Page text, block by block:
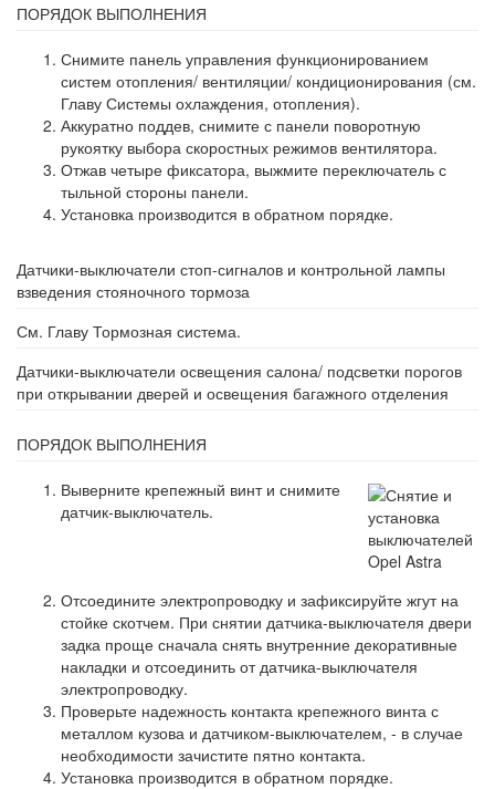
ПОРЯДОК ВЫПОЛНЕНИЯ
Снимите панель управления функционированием
систем отопления/ вентиляции/ кондиционирования (см.
Главу Системы охлаждения, отопления).
Аккуратно поддев, снимите с панели поворотную
рукоятку выбора скоростных режимов вентилятора.
Отжав четыре фиксатора, выжмите переключатель с
тыльной стороны панели.
Установка производится в обратном порядке.
Датчики-выключатели стоп-сигналов и контрольной лампы
взведения стояночного тормоза
См. Главу Тормозная система.
Датчики-выключатели освещения салона/ подсветки порогов
при открывании дверей и освещения багажного отделения
ПОРЯДОК ВЫПОЛНЕНИЯ
Выверните крепежный винт и снимите
датчик-выключатель.
Отсоедините электропроводку и зафиксируйте жгут на
стойке скотчем. При снятии датчика-выключателя двери
задка проще сначала снять внутренние декоративные
накладки и отсоединить от датчика-выключателя
электропроводку.
Проверьте надежность контакта крепежного винта с
металлом кузова и датчиком-выключателем, - в случае
необходимости зачистите пятно контакта.
Установка производится в обратном порядке.